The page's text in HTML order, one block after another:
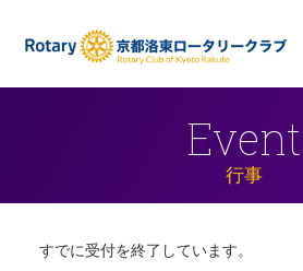
Event
行事
すでに受付を終了しています。